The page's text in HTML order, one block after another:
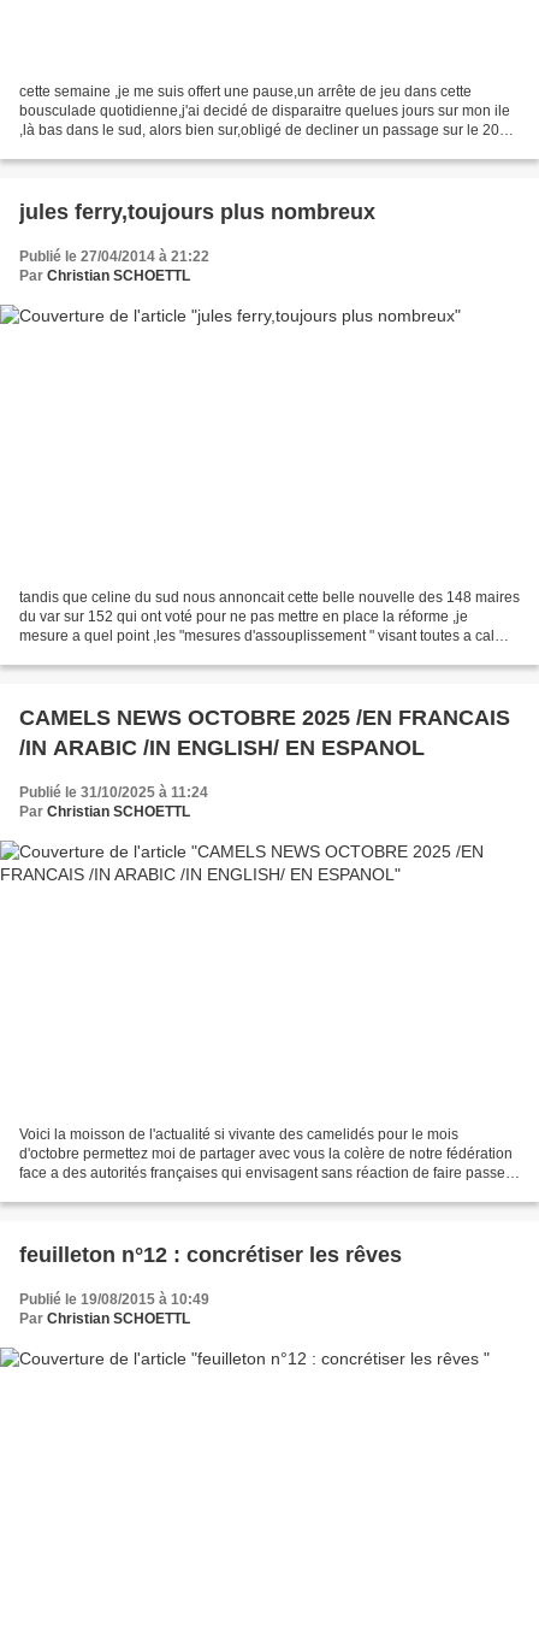
cette semaine ,je me suis offert une pause,un arrête de jeu dans cette
bousculade quotidienne,j'ai decidé de disparaitre quelues jours sur mon ile
,là bas dans le sud, alors bien sur,obligé de decliner un passage sur le 20
jules ferry,toujours plus nombreux
Publié le 27/04/2014 à 21:22
Par Christian SCHOETTL
tandis que celine du sud nous annoncait cette belle nouvelle des 148 maires
du var sur 152 qui ont voté pour ne pas mettre en place la réforme ,je
mesure a quel point ,les "mesures d'assouplissement " visant toutes a calmer
CAMELS NEWS OCTOBRE 2025 /EN FRANCAIS
/IN ARABIC /IN ENGLISH/ EN ESPANOL
Publié le 31/10/2025 à 11:24
Par Christian SCHOETTL
Voici la moisson de l'actualité si vivante des camelidés pour le mois
d'octobre permettez moi de partager avec vous la colère de notre fédération
face a des autorités françaises qui envisagent sans réaction de faire passer
feuilleton n°12 : concrétiser les rêves
Publié le 19/08/2015 à 10:49
Par Christian SCHOETTL